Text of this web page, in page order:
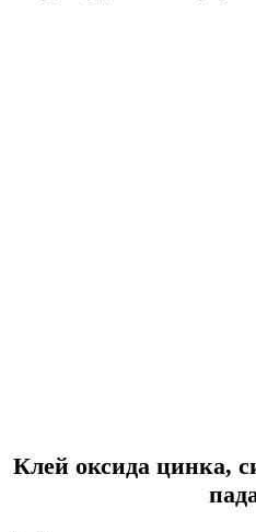
Клей оксида цинка,